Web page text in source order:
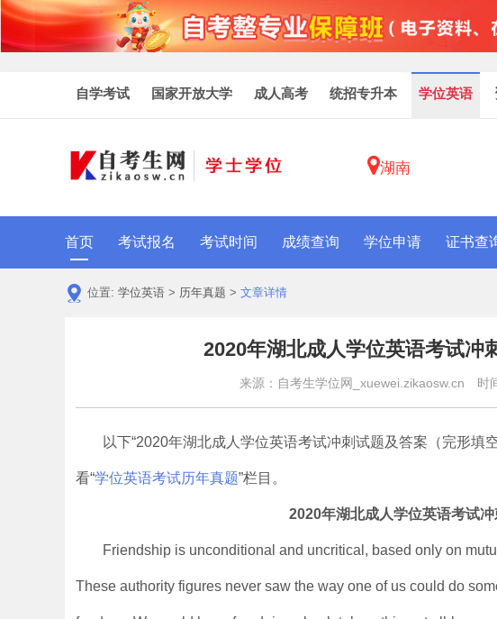
自学考试 国家开放大学 成人高考 统招专升本 学位英语
湖南
首页 考试报名 考试时间 成绩查询 学位申请 证书查
位置: 学位英语 > 历年真题 > 文章详情
2020年湖北成人学位英语考试冲
来源：自考生学位网_xuewei.zikaosw.cn 时
以下“2020年湖北成人学位英语考试冲刺试题及答案（完形
看“学位英语考试历年真题”栏目。
2020年湖北成人学位英语考试冲
Friendship is unconditional and uncritical, based only on
These authority figures never saw the way one of us could do